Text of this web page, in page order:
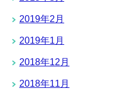
2019年2月
2019年1月
2018年12月
2018年11月